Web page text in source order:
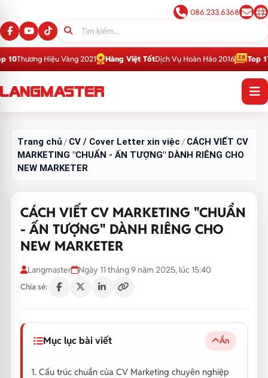
086.233.6368
Vàng 2021 Hàng Việt TốtDịch Vụ Hoàn Hảo 2016 Top 1Thương Hiệu
Trang chủ /CV / Cover Letter xin việc /CÁCH VIẾT CV
MARKETING "CHUẨN - ẤN TƯỢNG" DÀNH RIÊNG CHO
NEW MARKETER
CÁCH VIẾT CV MARKETING "CHUẨN
- ẤN TƯỢNG" DÀNH RIÊNG CHO
NEW MARKETER
Langmaster Ngày 11 tháng 9 năm 2025, lúc 15:40
Chia sẻ:
Mục lục bài viết Ẩn
1. Cấu trúc chuẩn của CV Marketing chuyên nghiệp